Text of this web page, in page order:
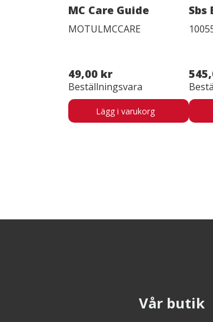
MC Care Guide
MOTULMCCARE
49,00 kr
Beställningsvara
Lägg i varukorg
Sbs
Vår butik